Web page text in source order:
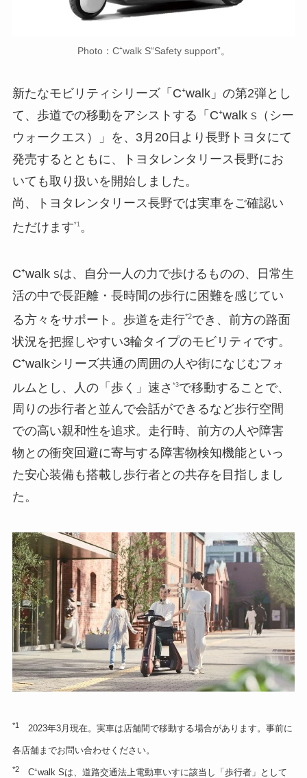
Photo：C⁺walk S“Safety support”。
新たなモビリティシリーズ「C⁺walk」の第2弾とし
て、歩道での移動をアシストする「C⁺walk S
（シー
ウォークエス）」を、3月20日より長野トヨタにて
発売するとともに、トヨタレンタリース長野にお
いても取り扱いを開始しました。
尚、トヨタレンタリース長野では実車をご確認い
ただけます*1。
C⁺walk Sは、自分一人の力で歩けるものの、日常生
活の中で長距離・長時間の歩行に困難を感じてい
る方々をサポート。歩道を走行*2でき、前方の路面
状況を把握しやすい3輪タイプのモビリティです。
C⁺walkシリーズ共通の周囲の人や街になじむフォ
ルムとし、人の「歩く」速さ *3で移動することで、
周りの歩行者と並んで会話ができるなど歩行空間
での高い親和性を追求。走行時、前方の人や障害
物との衝突回避に寄与する障害物検知機能といっ
た安心装備も搭載し歩行者との共存を目指しまし
た。
*12023年3月現在。実車は店舗間で移動する場合があります。事前に
各店舗までお問い合わせください。
*2C⁺walk Sは、道路交通法上電動車いすに該当し「歩行者」として